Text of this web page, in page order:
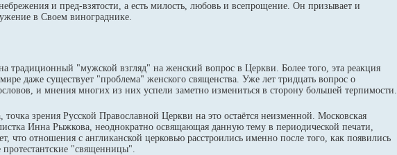
и пред-взятости, а есть милость, любовь и всепрощение. Он призывает и
в Своем винограднике.
традиционный "мужской взгляд" на женский вопрос в Церкви. Более того, эта реакция
даже существует "проблема" женского священства. Уже лет тридцать вопрос о
и мнения многих из них успели заметно измениться в сторону большей терпимости.
точка зрения Русской Православной Церкви на это остаётся неизменной. Московская
Инна Рыжкова, неоднократно освящающая данную тему в периодической печати,
что отношения с англиканской церковью расстроились именно после того, как появились
протестантские "священницы".